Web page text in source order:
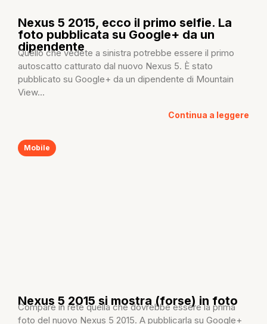
Nexus 5 2015, ecco il primo selfie. La
foto pubblicata su Google+ da un
dipendente
Quello che vedete a sinistra potrebbe essere il primo
autoscatto catturato dal nuovo Nexus 5. È stato
pubblicato su Google+ da un dipendente di Mountain
View...
Continua a leggere
Mobile
Nexus 5 2015 si mostra (forse) in foto
Compare in rete quella che dovrebbe essere la prima
foto del nuovo Nexus 5 2015. A pubblicarla su Google+